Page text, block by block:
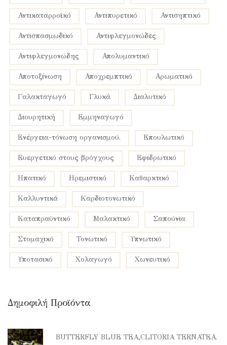
αντικαταρροϊκό αντιπυρετικό αντισηπτικό
αντισπασμωδικό αντιφλεγμονώδες
αντιφλεγμονώδης απολυμαντικό
αποτοξίνωση αποχρεμπτικό αρωματικό
γαλακταγωγό γλυκά διαλυτικό
διουρητική εμμηναγωγό
ενέργεια-τόνωση οργανισμού. επουλωτικό
ευεργετικό στους βρόγχους εφιδρωτικό
ηπατικό ηρεμιστικό καθαρκτικό
καλλυντικά καρδιοτονωτικό
καταπραϋντικό μαλακτικό σαπούνια
στομαχικό τονωτικό υπνωτικό
υποτασικό χολαγωγό χωνευτικό
Δημοφιλή Προϊόντα
BUTTERFLY BLUE TEA,CLITORIA TERNATEA.